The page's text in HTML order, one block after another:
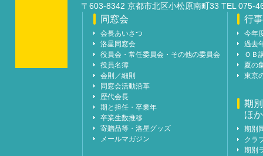
〒603-8342 京都市北区小松原南町33 TEL 075-
同窓会
会長あいさつ
洛星同窓会
役員会・常任委員会・その他の委員会
役員名簿
会則／細則
同窓会活動沿革
歴代会長
期と担任・卒業年
卒業生数推移
寄贈品等・洛星グッズ
メールマガジン
行事
今年
過去
ＯＢ
夏の
東京
期
ほか
期別
クラ
期別